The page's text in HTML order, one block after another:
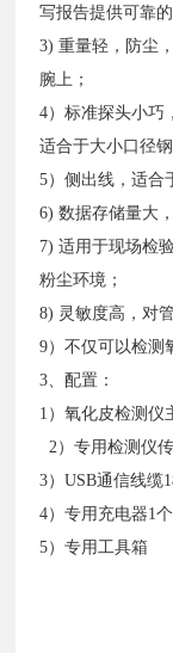
写报告提供可靠的
3) 重量轻，防尘
腕上；
4）标准探头小巧
适合于大小口径钢
5）侧出线，适合
6) 数据存储量大
7) 适用于现场检
粉尘环境；
8) 灵敏度高，对
9）不仅可以检测
3、配置：
1）氧化皮检测仪
2）专用检测仪
3）USB通信线缆
4）专用充电器1个
5）专用工具箱